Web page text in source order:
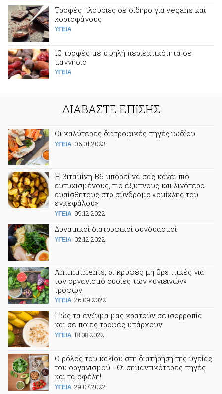
Τροφές πλούσιες σε σίδηρο για vegans και
χορτοφάγους
ΥΓΕΙΑ
10 τροφές με υψηλή περιεκτικότητα σε
μαγνήσιο
ΥΓΕΙΑ
ΔΙΑΒΑΣΤΕ ΕΠΙΣΗΣ
Οι καλύτερες διατροφικές πηγές ιωδίου
ΥΓΕΙΑ 06.01.2023
Η βιταμίνη Β6 μπορεί να σας κάνει πιο
ευτυχισμένους, πιο έξυπνους και λιγότερο
ευαίσθητους στο σύνδρομο «ομίχλης του
εγκεφάλου»
ΥΓΕΙΑ 09.12.2022
Δυναμικοί διατροφικοί συνδυασμοί
ΥΓΕΙΑ 02.12.2022
Antinutrients, οι κρυφές μη θρεπτικές για
τον οργανισμό ουσίες των «υγιεινών»
τροφών
ΥΓΕΙΑ 26.09.2022
Πώς τα ένζυμα μας κρατούν σε ισορροπία
και σε ποιες τροφές υπάρχουν
ΥΓΕΙΑ 18.08.2022
Ο ρόλος του καλίου στη διατήρηση της υγείας
του οργανισμού - Οι σημαντικότερες πηγές
και τα οφέλη!
ΥΓΕΙΑ 29.07.2022